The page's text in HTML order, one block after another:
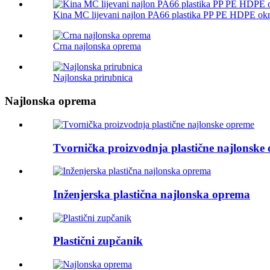
Kina MC lijevani najlon PA66 plastika PP PE HDPE
Crna najlonska oprema
Najlonska prirubnica
Najlonska oprema
Tvornička proizvodnja plastične najlonske
Inženjerska plastična najlonska oprema
Plastični zupčanik